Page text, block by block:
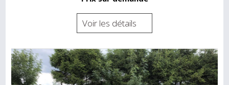
Voir les détails